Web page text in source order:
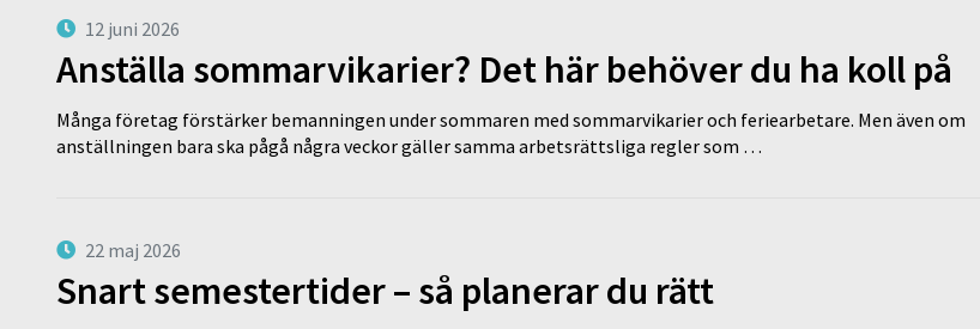
12 juni 2026
Anställa sommarvikarier? Det här behöver du ha koll på
Många företag förstärker bemanningen under sommaren med sommarvikarier och feriearbetare. Men även om
anställningen bara ska pågå några veckor gäller samma arbetsrättsliga regler som …
22 maj 2026
Snart semestertider – så planerar du rätt